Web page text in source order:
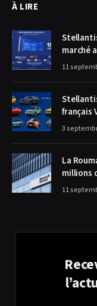
À LIRE
marché
11
français
3
La
millions
11